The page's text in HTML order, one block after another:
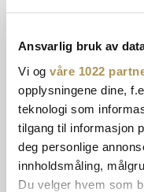
Ansvarlig bruk av
Vi og våre 1022
opplysningene dine,
teknologi som
tilgang til informasjon
deg personlige
innholdsmåling,
Du velger hvem som
BILLETTPRISER
15+ ÅRS
KUNDE-SERVICE